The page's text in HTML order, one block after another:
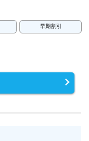
早期割引